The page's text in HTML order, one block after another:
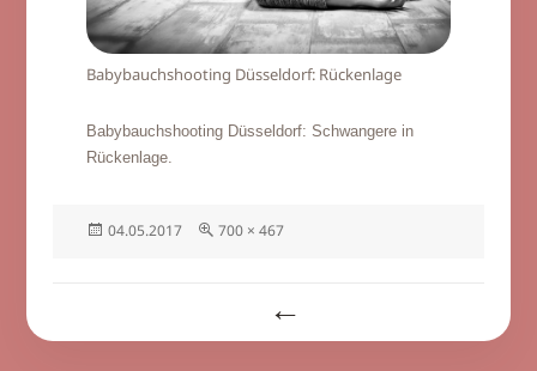
Babybauchshooting Düsseldorf: Rückenlage
Babybauchshooting Düsseldorf: Schwangere in
Rückenlage.
Veröffentlicht
04.05.2017
Volle
700 × 467